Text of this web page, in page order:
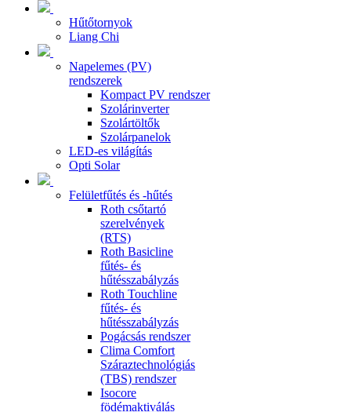
Hűtőtornyok
Liang Chi
Napelemes (PV)
rendszerek
Kompact PV rendszer
Szolárinverter
Szolártöltők
Szolárpanelok
LED-es világítás
Opti Solar
Felületfűtés és -hűtés
Roth csőtartó
szerelvények
(RTS)
Roth Basicline
fűtés- és
hűtésszabályzás
Roth Touchline
fűtés- és
hűtésszabályzás
Pogácsás rendszer
Clima Comfort
Száraztechnológiás
(TBS) rendszer
Isocore
födémaktiválás